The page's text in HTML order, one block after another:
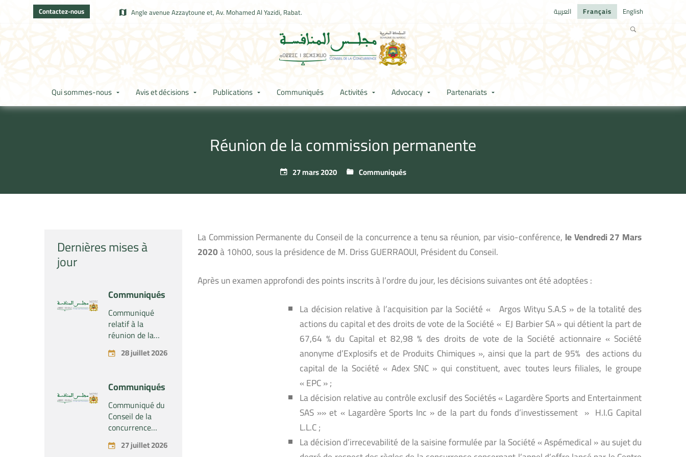
Contactez-nous Angle avenue Azzaytoune et, Av. Mohamed Al Yazidi, Rabat. العربية Français English
Qui sommes-nous Avis et décisions Publications Communiqués Activités Advocacy Partenariats
Réunion de la commission permanente
27 mars 2020 Communiqués
Dernières mises à
jour
Communiqués
Communiqué
relatif à la
réunion de la
Section du
Conseil de la
Tenue le mardi
28 juillet 2026
28 juillet 2026
Communiqués
Communiqué du
Conseil de la
concurrence
relatif au projet
de concentration
27 juillet 2026
La Commission Permanente du Conseil de la concurrence a tenu sa réunion, par visio-conférence, le Vendredi 27 Mars
2020à 10h00, sous la présidence de M. Driss GUERRAOUI, Président du Conseil.
Après un examen approfondi des points inscrits à l’ordre du jour, les décisions suivantes ont été adoptées :
La décision relative à l’acquisition par la Société « Argos Wityu S.A.S » de la totalité des
actions du capital et des droits de vote de la Société « EJ Barbier SA » qui détient la part de
67,64 % du Capital et 82,98 % des droits de vote de la Société actionnaire « Société
anonyme d’Explosifs et de Produits Chimiques », ainsi que la part de 95% des actions du
capital de la Société « Adex SNC » qui constituent, avec toutes leurs filiales, le groupe
« EPC » ;
La décision relative au contrôle exclusif des Sociétés « Lagardère Sports and Entertainment
SAS »» et « Lagardère Sports Inc » de la part du fonds d’investissement » H.I.G Capital
L.L.C ;
La décision d’irrecevabilité de la saisine formulée par la Société « Aspémedical » au sujet du